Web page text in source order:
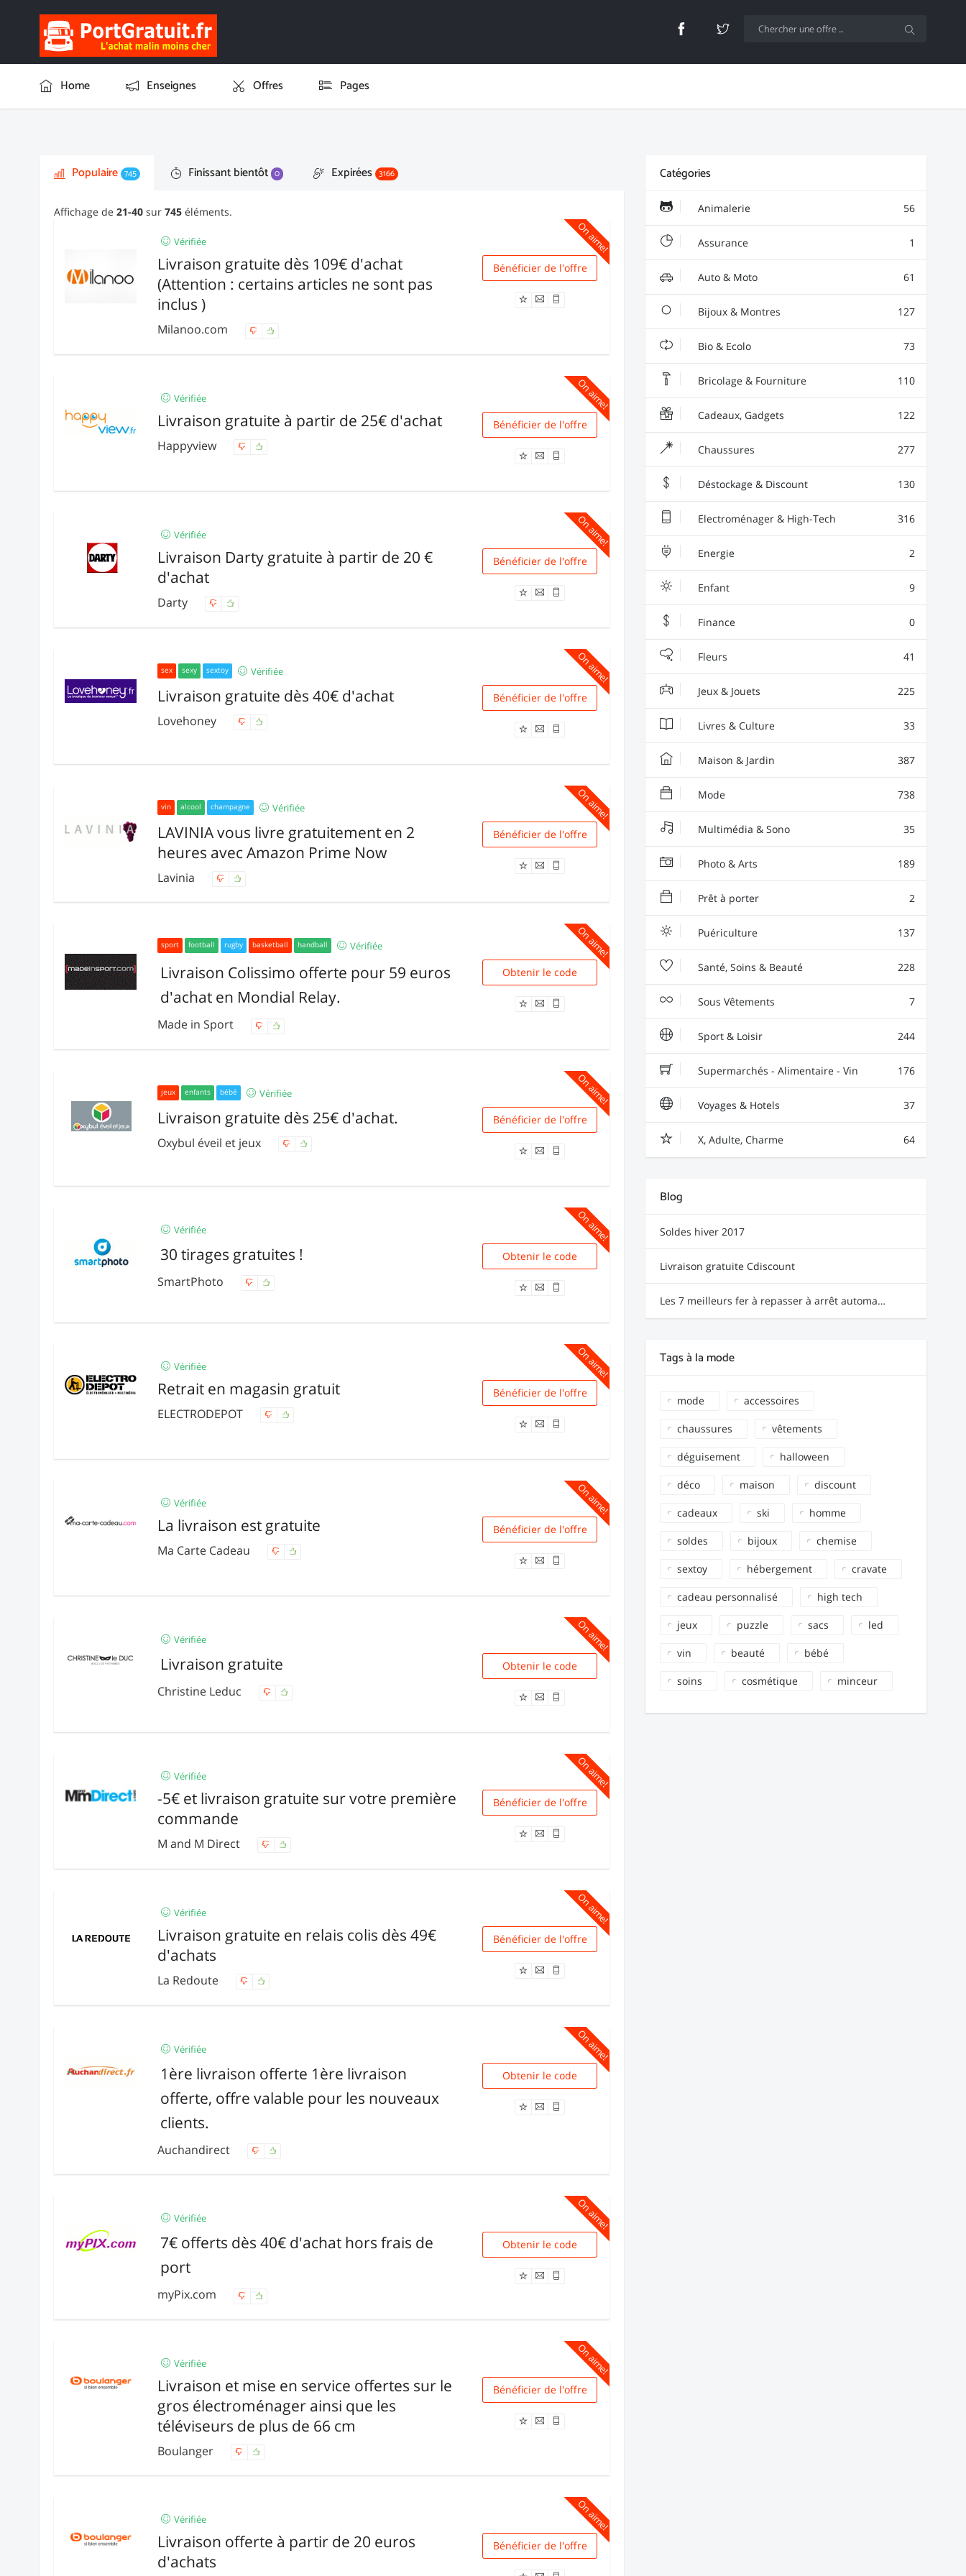
Home Enseignes Offres Pages
Populaire 745 Finissant bientôt 0 Expirées 3166
Affichage de21-40 sur745 éléments.
On aime!
Vérifiée
Livraison gratuite dès 109€ d'achat
(Attention : certains articles ne sont pas
inclus )
Milanoo.com
Livraison
Bénéficier de l'offre
On aime!
Vérifiée
Livraison gratuite à partir de 25€ d'achat
Happyview
Livraison
Bénéficier de l'offre
On aime!
Vérifiée
Livraison Darty gratuite à partir de 20 €
d'achat
Darty
Livraison
Bénéficier de l'offre
On aime!
sex sexy sextoy Vérifiée
Livraison gratuite dès 40€ d'achat
Lovehoney
Livraison
Bénéficier de l'offre
On aime!
vin alcool champagne Vérifiée
LAVINIA vous livre gratuitement en 2
heures avec Amazon Prime Now
Lavinia
Livraison
Bénéficier de l'offre
On aime!
sport football rugby basketball handball Vérifiée
Livraison Colissimo offerte pour 59 euros
d'achat en Mondial Relay.
Made in Sport
MIS59
Obtenir le code
On aime!
jeux enfants bébé Vérifiée
Livraison gratuite dès 25€ d'achat.
Oxybul éveil et jeux
Livraison
Bénéficier de l'offre
On aime!
Vérifiée
30 tirages gratuites !
SmartPhoto
30TIRAGESNC
Obtenir le code
On aime!
Vérifiée
Retrait en magasin gratuit
ELECTRODEPOT
Livraison
Bénéficier de l'offre
On aime!
Vérifiée
La livraison est gratuite
Ma Carte Cadeau
Livraison
Bénéficier de l'offre
On aime!
Vérifiée
Livraison gratuite
Christine Leduc
AO552
Obtenir le code
On aime!
Vérifiée
-5€ et livraison gratuite sur votre première
commande
M and M Direct
Livraison
Bénéficier de l'offre
On aime!
Vérifiée
Livraison gratuite en relais colis dès 49€
d'achats
La Redoute
Livraison
Bénéficier de l'offre
On aime!
Vérifiée
1ère livraison offerte 1ère livraison
offerte, offre valable pour les nouveaux
clients.
Auchandirect
BIENVENUE
Obtenir le code
On aime!
Vérifiée
7€ offerts dès 40€ d'achat hors frais de
port
myPix.com
PROMOFR07
Obtenir le code
On aime!
Vérifiée
Livraison et mise en service offertes sur le
gros électroménager ainsi que les
téléviseurs de plus de 66 cm
Boulanger
Livraison
Bénéficier de l'offre
On aime!
Vérifiée
Livraison offerte à partir de 20 euros
d'achats
Livraison
Bénéficier de l'offre
Catégories
Animalerie 56
Assurance 1
Auto & Moto 61
Bijoux & Montres 127
Bio & Ecolo 73
Bricolage & Fourniture 110
Cadeaux, Gadgets 122
Chaussures 277
Déstockage & Discount 130
Electroménager & High-Tech 316
Energie 2
Enfant 9
Finance 0
Fleurs 41
Jeux & Jouets 225
Livres & Culture 33
Maison & Jardin 387
Mode 738
Multimédia & Sono 35
Photo & Arts 189
Prêt à porter 2
Puériculture 137
Santé, Soins & Beauté 228
Sous Vêtements 7
Sport & Loisir 244
Supermarchés - Alimentaire - Vin 176
Voyages & Hotels 37
X, Adulte, Charme 64
Blog
Soldes hiver 2017
Livraison gratuite Cdiscount
Les 7 meilleurs fer à repasser à arrêt automatique
Tags à la mode
mode accessoires
chaussures vêtements
déguisement halloween
déco maison discount
cadeaux ski homme
soldes bijoux chemise
sextoy hébergement cravate
cadeau personnalisé high tech
jeux puzzle sacs led
vin beauté bébé
soins cosmétique minceur